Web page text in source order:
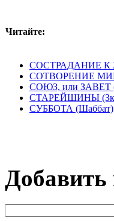
Читайте:
СОСТРАДАНИЕ К
СОТВОРЕНИЕ
СОЮЗ, или ЗАВЕТ
СТАРЕЙШИНЫ
СУББОТА (Шаббат)